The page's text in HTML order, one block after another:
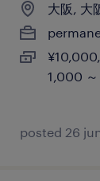
大阪, 大
1,000
posted 26